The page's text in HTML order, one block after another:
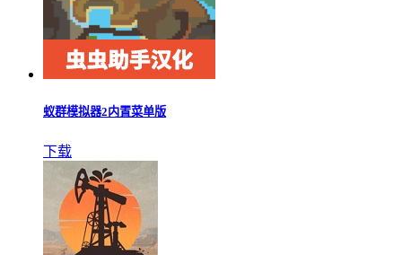
蚁群模拟器2内置菜单版
下载